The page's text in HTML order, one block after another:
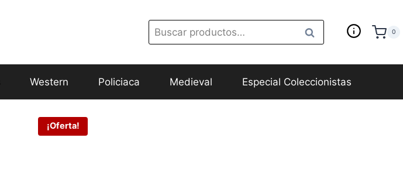
Buscar
por:
Buscar Learn
0
Western Policiaca Medieval Especial Coleccionistas
¡Oferta!